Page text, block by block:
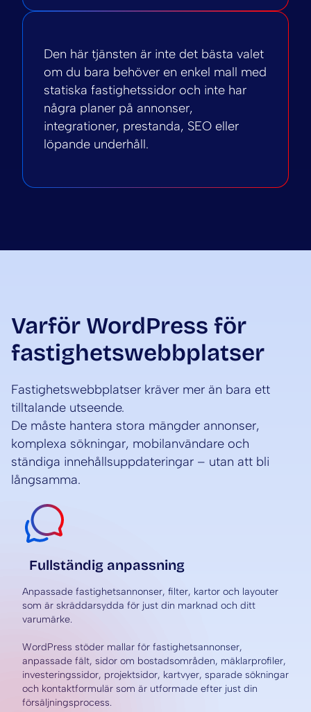
Den här tjänsten är inte det bästa valet
om du bara behöver en enkel mall med
statiska fastighetssidor och inte har
några planer på annonser,
integrationer, prestanda, SEO eller
löpande underhåll.
Varför WordPress för
fastighetswebbplatser
Fastighetswebbplatser kräver mer än bara ett
tilltalande utseende.
De måste hantera stora mängder annonser,
komplexa sökningar, mobilanvändare och
ständiga innehållsuppdateringar – utan att bli
långsamma.
Fullständig anpassning
Anpassade fastighetsannonser, filter, kartor och layouter
som är skräddarsydda för just din marknad och ditt
varumärke.
WordPress stöder mallar för fastighetsannonser,
anpassade fält, sidor om bostadsområden, mäklarprofiler,
investeringssidor, projektsidor, kartvyer, sparade sökningar
och kontaktformulär som är utformade efter just din
försäljningsprocess.